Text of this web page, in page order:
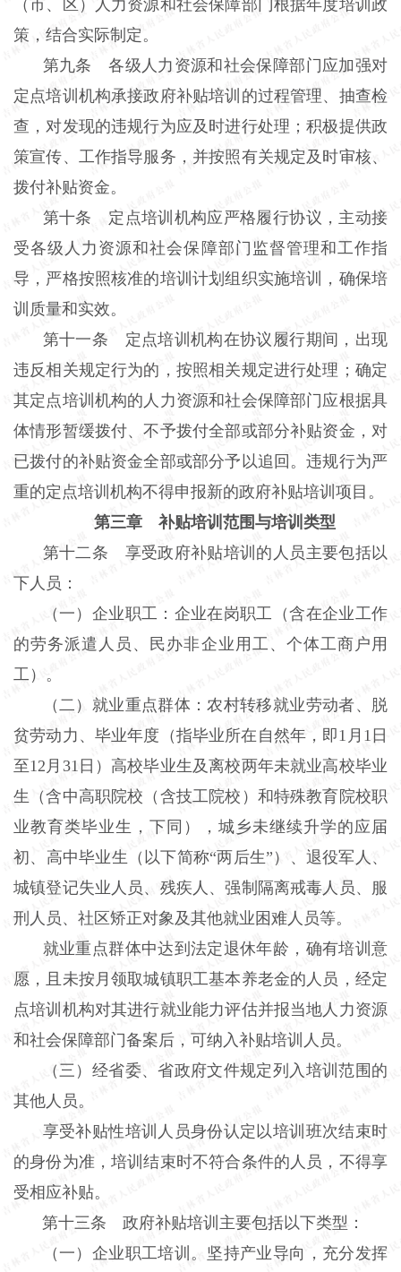
（市、区）人力资源和社会保障部门根据年度培训政
策，结合实际制定。
第九条 各级人力资源和社会保障部门应加强对
定点培训机构承接政府补贴培训的过程管理、抽查检
查，对发现的违规行为应及时进行处理；积极提供政
策宣传、工作指导服务，并按照有关规定及时审核、
拨付补贴资金。
第十条 定点培训机构应严格履行协议，主动接
受各级人力资源和社会保障部门监督管理和工作指
导，严格按照核准的培训计划组织实施培训，确保培
训质量和实效。
第十一条 定点培训机构在协议履行期间，出现
违反相关规定行为的，按照相关规定进行处理；确定
其定点培训机构的人力资源和社会保障部门应根据具
体情形暂缓拨付、不予拨付全部或部分补贴资金，对
已拨付的补贴资金全部或部分予以追回。违规行为严
重的定点培训机构不得申报新的政府补贴培训项目。
第三章 补贴培训范围与培训类型
第十二条 享受政府补贴培训的人员主要包括以
下人员：
（一）企业职工：企业在岗职工（含在企业工作
的劳务派遣人员、民办非企业用工、个体工商户用
工）。
（二）就业重点群体：农村转移就业劳动者、脱
贫劳动力、毕业年度（指毕业所在自然年，即1月1日
至12月31日）高校毕业生及离校两年未就业高校毕业
生（含中高职院校（含技工院校）和特殊教育院校职
业教育类毕业生，下同），城乡未继续升学的应届
初、高中毕业生（以下简称“两后生”）、退役军人、
城镇登记失业人员、残疾人、强制隔离戒毒人员、服
刑人员、社区矫正对象及其他就业困难人员等。
就业重点群体中达到法定退休年龄，确有培训意
愿，且未按月领取城镇职工基本养老金的人员，经定
点培训机构对其进行就业能力评估并报当地人力资源
和社会保障部门备案后，可纳入补贴培训人员。
（三）经省委、省政府文件规定列入培训范围的
其他人员。
享受补贴性培训人员身份认定以培训班次结束时
的身份为准，培训结束时不符合条件的人员，不得享
受相应补贴。
第十三条 政府补贴培训主要包括以下类型：
（一）企业职工培训。坚持产业导向，充分发挥